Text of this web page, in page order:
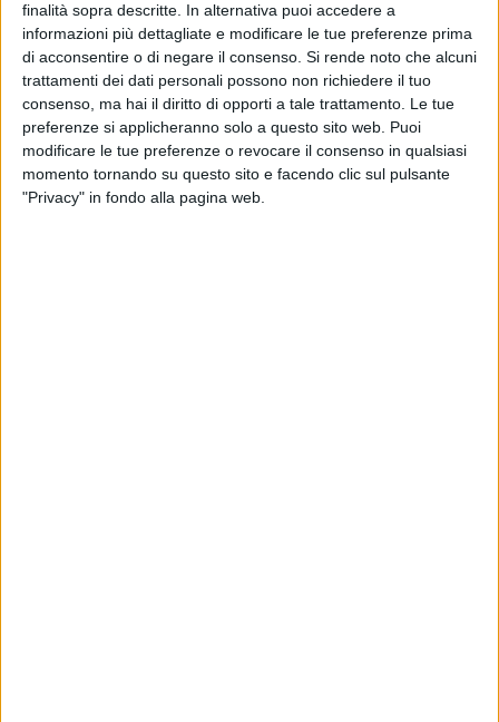
finalità sopra descritte. In alternativa puoi accedere a
informazioni più dettagliate e modificare le tue preferenze prima
di acconsentire o di negare il consenso. Si rende noto che alcuni
trattamenti dei dati personali possono non richiedere il tuo
consenso, ma hai il diritto di opporti a tale trattamento. Le tue
preferenze si applicheranno solo a questo sito web. Puoi
modificare le tue preferenze o revocare il consenso in qualsiasi
momento tornando su questo sito e facendo clic sul pulsante
"Privacy" in fondo alla pagina web.
Per cause in corso di accertamento, due autovetture
provenienti dai due sensi di marcia, si sono impattate
violentemente all'altezza del ponte che sormonta il tratto
dell'A14, in territorio di Bisceglie.
L'impatto è stato devastante tra una VW Tiguan ed una Seat:
il conducente di uno dei due mezzi, un 62enne di Corato, è
morto mentre le altre due persone che viaggiavano con lui, di